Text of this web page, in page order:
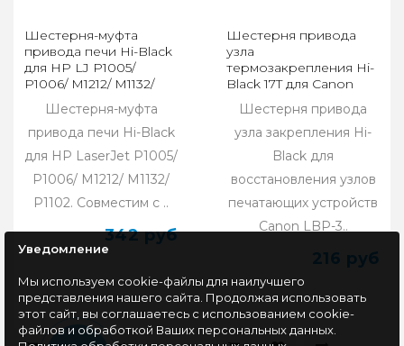
Шестерня-муфта
привода печи Hi-Black
для HP LJ P1005/
P1006/ M1212/ M1132/
Шестерня-муфта
привода печи Hi-Black
для HP LaserJet P1005/
P1006/ M1212/ M1132/
P1102. Совместим с ..
342 руб
Шестерня привода
узла
термозакрепления Hi-
Black 17T для Сanon
1150/1200/1300
Шестерня привода
узла закрепления Hi-
Black для
восстановления узлов
печатающих устройств
Сanon LBP-3..
216 руб
Уведомление
Мы используем cookie-файлы для наилучшего
представления нашего сайта. Продолжая использовать
этот сайт, вы соглашаетесь с использованием cookie-
файлов и обработкой Ваших персональных данных.